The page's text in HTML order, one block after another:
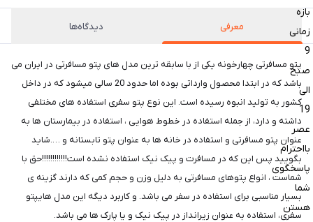
بازه
زمانی
9
صبح
الی
19
عصر
بااحترام
پاسخگوی
شما
هستن
معرفی دیدگاه‌ها
پتو مسافرتی چهارخونه یکی از با سابقه ترین مدل های پتو مسافرتی در ایران می
باشد که در ابتدا محصول وارداتی بوده اما حدود 20 سالی میشود که در داخل
کشور به تولید انبوه رسیده است. این نوع پتو سفری استفاده های مختلفی
داشته و دارد، از جمله استفاده در خطوط هوایی ، استفاده در بیمارستان ها به
عنوان پتو مسافرتی و استفاده در خانه ها به عنوان پتو تابستانه و ….شاید
بگویید پس این که در مسافرت و پیک نیک استفاده نشده است!!!!!!!!!!!!حق با
شماست ، انواع پتوهای مسافرتی به دلیل وزن و حجم کمی که دارند گزینه ی
بسیار مناسبی برای استفاده در سفر می باشد. و کاربرد دیگه این مدل هایپتو
سفری، استفاده به عنوان زیرانداز در پیک نیک و یا پارک ها می باشد.